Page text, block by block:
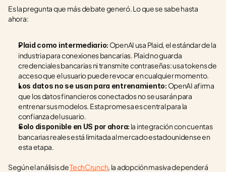
Es la pregunta que más debate generó. Lo que se sabe hasta
ahora:
Plaid como intermediario: OpenAI usa Plaid, el estándar de la
industria para conexiones bancarias. Plaid no guarda
credenciales bancarias ni transmite contraseñas: usa tokens de
acceso que el usuario puede revocar en cualquier momento.
Los datos no se usan para entrenamiento: OpenAI afirma
que los datos financieros conectados no se usarán para
entrenar sus modelos. Esta promesa es central para la
confianza del usuario.
Solo disponible en US por ahora: la integración con cuentas
bancarias reales está limitada al mercado estadounidense en
esta etapa.
Según el análisis de TechCrunch, la adopción masiva dependerá